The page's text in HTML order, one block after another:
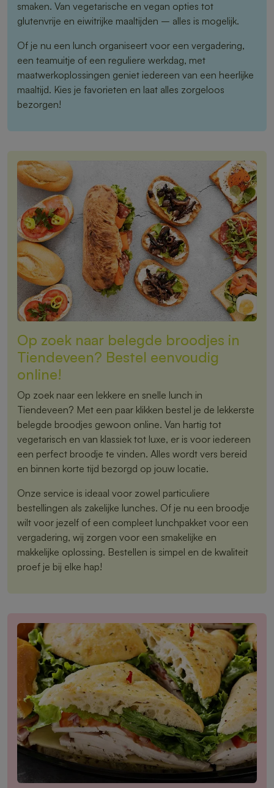
smaken. Van vegetarische en vegan opties tot
glutenvrije en eiwitrijke maaltijden – alles is mogelijk.
Of je nu een lunch organiseert voor een vergadering,
een teamuitje of een reguliere werkdag, met
maatwerkoplossingen geniet iedereen van een heerlijke
maaltijd. Kies je favorieten en laat alles zorgeloos
bezorgen!
Op zoek naar belegde broodjes in
Tiendeveen? Bestel eenvoudig
online!
Op zoek naar een lekkere en snelle lunch in
Tiendeveen? Met een paar klikken bestel je de lekkerste
belegde broodjes gewoon online. Van hartig tot
vegetarisch en van klassiek tot luxe, er is voor iedereen
een perfect broodje te vinden. Alles wordt vers bereid
en binnen korte tijd bezorgd op jouw locatie.
Onze service is ideaal voor zowel particuliere
bestellingen als zakelijke lunches. Of je nu een broodje
wilt voor jezelf of een compleet lunchpakket voor een
vergadering, wij zorgen voor een smakelijke en
makkelijke oplossing. Bestellen is simpel en de kwaliteit
proef je bij elke hap!